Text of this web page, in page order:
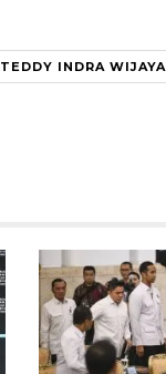
TEDDY INDRA WIJAYA